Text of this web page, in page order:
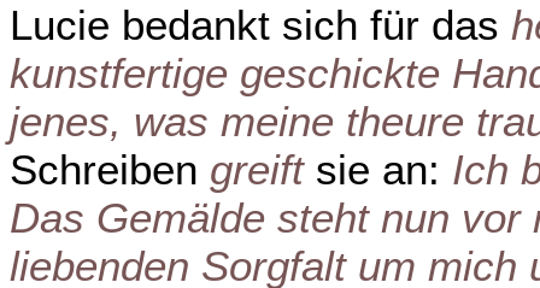
Lucie bedankt sich für das
kunstfertige geschickte
jenes, was meine theure
Schreiben greiftsie an: Ich
Das Gemälde steht nun
liebenden Sorgfalt um mich